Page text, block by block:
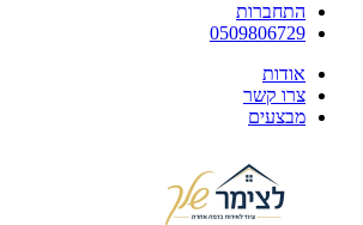
התחברות
0509806729
אודות
צרו קשר
מבצעים